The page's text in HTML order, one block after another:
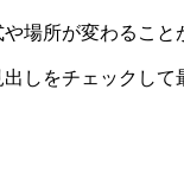
場所が変わること
しをチェックして